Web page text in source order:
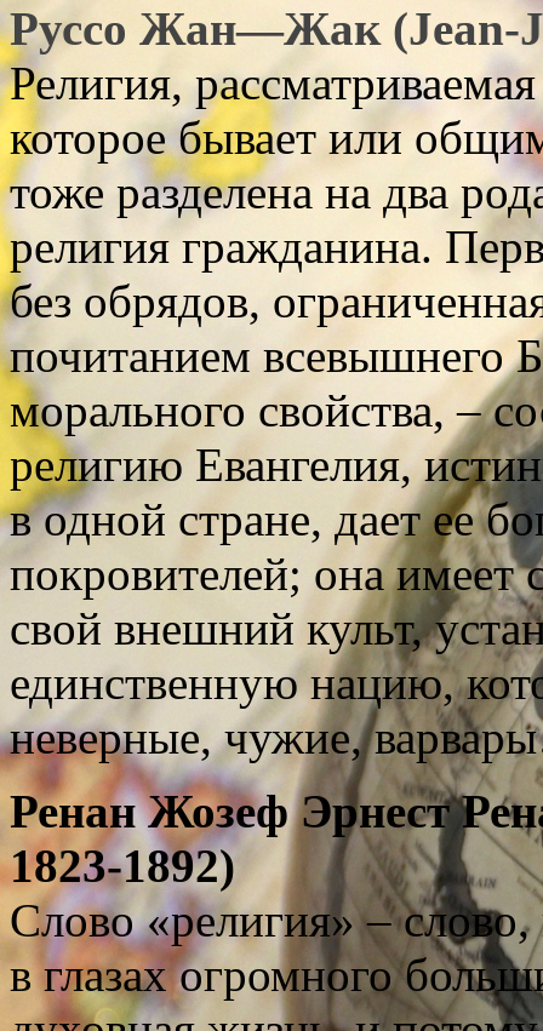
Руссо Жан—Жак (Jean-
Религия,
которое бывает или
тоже разделена на два
религия гражданина.
без обрядов,
почитанием всевышнего
морального свойства, –
религию Евангелия,
в одной стране, дает ее
покровителей; она имеет
свой внешний культ,
единственную нацию,
неверные, чужие,
РенанЖозеф Эрнест
1823-1892)
Слово «религия» –
в глазах огромного